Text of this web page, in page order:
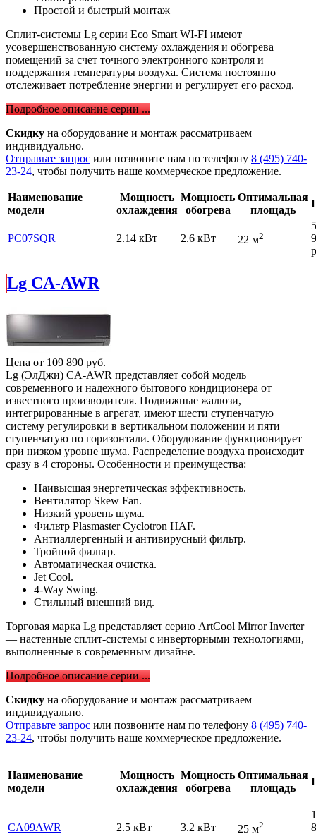
Простой и быстрый монтаж
Сплит-системы Lg серии Eco Smart WI-FI имеют
усовершенствованную систему охлаждения и обогрева
помещений за счет точного электронного контроля и
поддержания температуры воздуха. Система постоянно
отслеживает потребление энергии и регулирует его расход.
Подробное описание серии ...
Скидку на оборудование и монтаж рассматриваем
индивидуально.
Отправьте запрос или позвоните нам по телефону 8 (495) 740-
23-24, чтобы получить наше коммерческое предложение.
Наименование
модели
Мощность
охлаждения
Мощность
обогрева
Оптимальная
площадь
PC07SQR 2.14 кВт 2.6 кВт 22 м2
Lg CA-AWR
Цена от 109 890 руб.
Lg (ЭлДжи) CA-AWR представляет собой модель
современного и надежного бытового кондиционера от
известного производителя. Подвижные жалюзи,
интегрированные в агрегат, имеют шести ступенчатую
систему регулировки в вертикальном положении и пяти
ступенчатую по горизонтали. Оборудование функционирует
при низком уровне шума. Распределение воздуха происходит
сразу в 4 стороны. Особенности и преимущества:
Наивысшая энергетическая эффективность.
Вентилятор Skew Fan.
Низкий уровень шума.
Фильтр Plasmaster Cyclotron HAF.
Антиаллергенный и антивирусный фильтр.
Тройной фильтр.
Автоматическая очистка.
Jet Cool.
4-Way Swing.
Стильный внешний вид.
Торговая марка Lg представляет серию ArtCool Mirror Inverter
— настенные сплит-системы с инверторными технологиями,
выполненные в современным дизайне.
Подробное описание серии ...
Скидку на оборудование и монтаж рассматриваем
индивидуально.
Отправьте запрос или позвоните нам по телефону 8 (495) 740-
23-24, чтобы получить наше коммерческое предложение.
Наименование
модели
Мощность
охлаждения
Мощность
обогрева
Оптимальная
площадь
CA09AWR 2.5 кВт 3.2 кВт 25 м2